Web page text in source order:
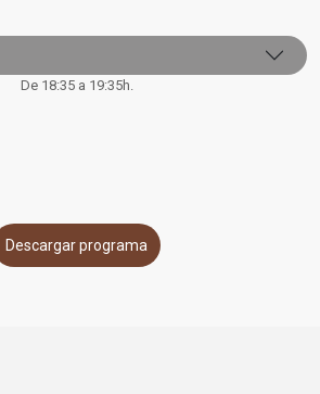
De 18:35 a 19:35h.
Descargar programa